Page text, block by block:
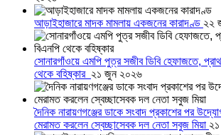
আড়াইহাজারে মাদক মামলায় একজনের কারাদণ্ড ২২
সোনারগাঁওয়ে এমপি পুত্র সজীব ডিবি হেফাজতে,
থেকে বহিষ্কার ২১ জুন ২০২৬
দৈনিক নারায়ণগঞ্জের ডাকে সংবাদ প্রকাশের পর
মেরামত করলেন স্বেচ্ছাসেবক দল নেতা সবুজ মিয়া